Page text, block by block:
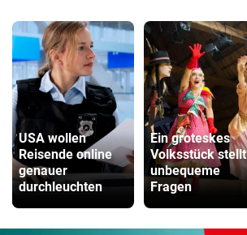
USA wollen
Reisende online
genauer
durchleuchten
Ein groteskes
Volksstück stellt
unbequeme
Fragen